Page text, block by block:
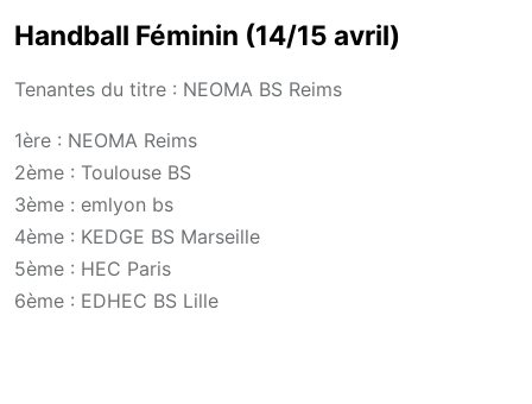
Handball Féminin (14/15 avril)
Tenantes du titre : NEOMA BS Reims
1ère : NEOMA Reims
2ème : Toulouse BS
3ème : emlyon bs
4ème : KEDGE BS Marseille
5ème : HEC Paris
6ème : EDHEC BS Lille